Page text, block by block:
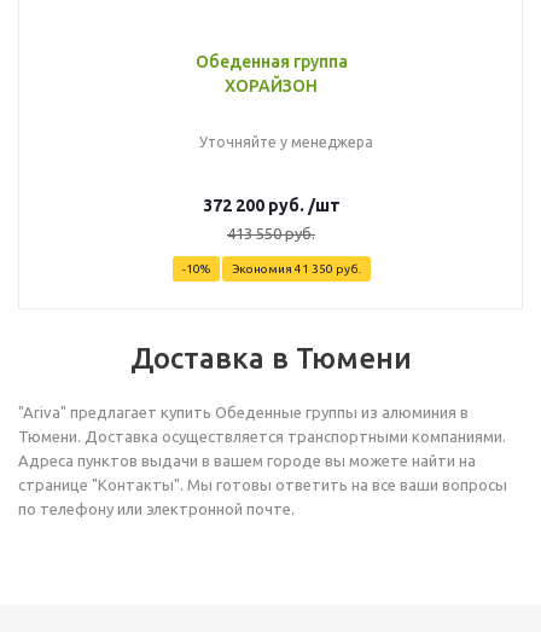
Обеденная группа
ХОРАЙЗОН
Уточняйте у менеджера
372 200руб. /шт
413 550руб.
-10% Экономия 41 350 руб.
Доставка в Тюмени
"Ariva" предлагает купить Обеденные группы из алюминия в
Тюмени. Доставка осуществляется транспортными компаниями.
Адреса пунктов выдачи в вашем городе вы можете найти на
странице "Контакты". Мы готовы ответить на все ваши вопросы
по телефону или электронной почте.